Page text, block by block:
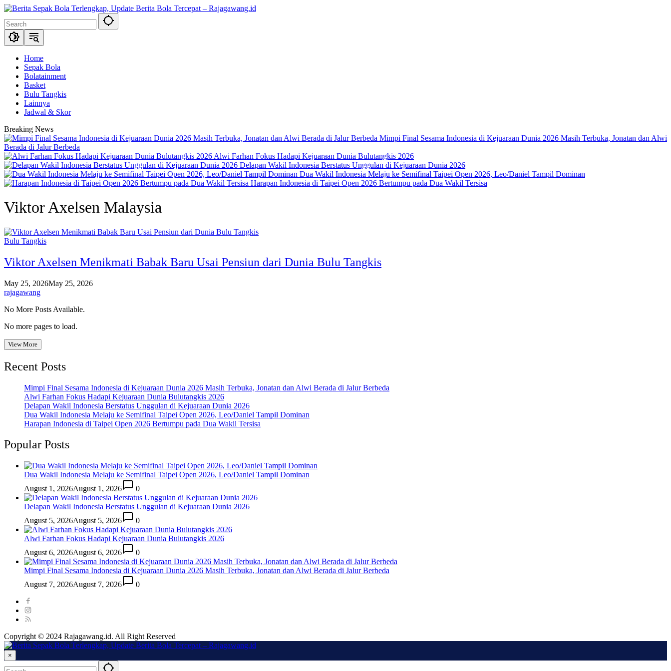
Skip
content
Home
Sepak Bola
Bolatainment
Basket
Bulu Tangkis
Lainnya
Jadwal & Skor
Breaking News
Mimpi Final Sesama Indonesia di Kejuaraan Dunia 2026 Masih Terbuka, Jonatan dan Alwi
Berada di Jalur Berbeda
Alwi Farhan Fokus Hadapi Kejuaraan Dunia Bulutangkis 2026
Delapan Wakil Indonesia Berstatus Unggulan di Kejuaraan Dunia 2026
Dua Wakil Indonesia Melaju ke Semifinal Taipei Open 2026, Leo/Daniel Tampil Dominan
Harapan Indonesia di Taipei Open 2026 Bertumpu pada Dua Wakil Tersisa
Viktor Axelsen Malaysia
Bulu Tangkis
Viktor Axelsen Menikmati Babak Baru Usai Pensiun dari Dunia Bulu Tangkis
May 25, 2026May 25, 2026
rajagawang
No More Posts Available.
No more pages to load.
View More
Recent Posts
Mimpi Final Sesama Indonesia di Kejuaraan Dunia 2026 Masih Terbuka, Jonatan dan Alwi Berada di Jalur Berbeda
Alwi Farhan Fokus Hadapi Kejuaraan Dunia Bulutangkis 2026
Delapan Wakil Indonesia Berstatus Unggulan di Kejuaraan Dunia 2026
Dua Wakil Indonesia Melaju ke Semifinal Taipei Open 2026, Leo/Daniel Tampil Dominan
Harapan Indonesia di Taipei Open 2026 Bertumpu pada Dua Wakil Tersisa
Popular Posts
Dua Wakil Indonesia Melaju ke Semifinal Taipei Open 2026, Leo/Daniel Tampil Dominan
August 1, 2026August 1, 2026 0
Delapan Wakil Indonesia Berstatus Unggulan di Kejuaraan Dunia 2026
August 5, 2026August 5, 2026 0
Alwi Farhan Fokus Hadapi Kejuaraan Dunia Bulutangkis 2026
August 6, 2026August 6, 2026 0
Mimpi Final Sesama Indonesia di Kejuaraan Dunia 2026 Masih Terbuka, Jonatan dan Alwi Berada di Jalur Berbeda
August 7, 2026August 7, 2026 0
Copyright © 2024 Rajagawang.id. All Right Reserved
×